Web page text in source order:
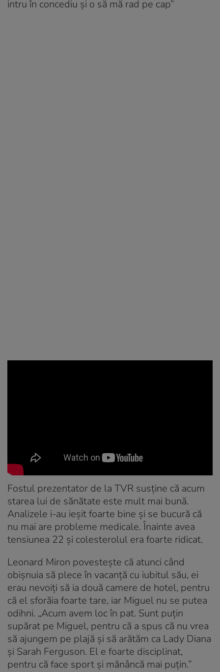
intru în concediu și o să mă rad pe cap”
Fostul prezentator de la TVR susține că acum
starea lui de sănătate este mult mai bună.
Analizele i-au ieșit foarte bine și se bucură că
nu mai are probleme medicale. Înainte avea
tensiunea 22 și colesterolul era foarte ridicat.
Leonard Miron povestește că atunci când
obișnuia să plece în vacanță cu iubitul său, ei
erau nevoiți să ia două camere de hotel, pentru
că el sforăia foarte tare, iar Miguel nu se putea
odihni. „Acum avem loc în pat. Sunt puțin
supărat pe Miguel, pentru că a spus că nu vrea
să ajungem pe plajă și să arătăm ca Lady Diana
și Sarah Ferguson. El e foarte disciplinat,
pentru că face sport și mănâncă mai puțin.”